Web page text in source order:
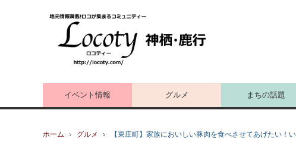
イベント情報 グルメ まちの話題
ホーム グルメ 【東庄町】家族においしい豚肉を食べさせてあげたい！